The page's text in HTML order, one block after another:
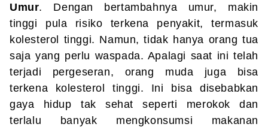
Umur. Dengan bertambahnya umur, makin
tinggi pula risiko terkena penyakit, termasuk
kolesterol tinggi. Namun, tidak hanya orang tua
saja yang perlu waspada. Apalagi saat ini telah
terjadi pergeseran, orang muda juga bisa
terkena kolesterol tinggi. Ini bisa disebabkan
gaya hidup tak sehat seperti merokok dan
terlalu banyak mengkonsumsi makanan